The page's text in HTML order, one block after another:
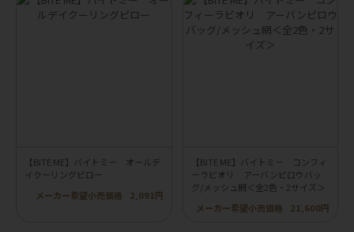
【BITE ME】バイトミー オールデ
イクーリングピロー
メーカー希望小売価格
2,091円
【BITE ME】バイトミー コンフィ
ーラビオリ アーバンピロウバッ
グ/メッシュ網＜全2色・2サイズ＞
メーカー希望小売価格
21,600円